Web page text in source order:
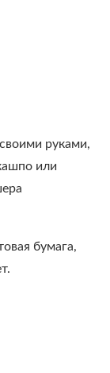
руками,
или
бумага,